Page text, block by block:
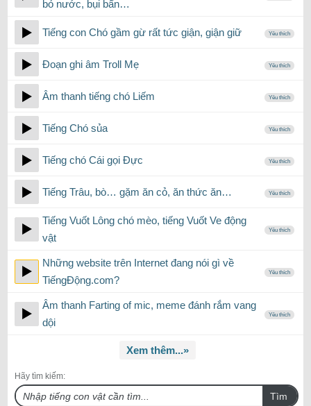
bỏ nước, bụi bẩn…
Tiếng con Chó gầm gừ rất tức giận, giận giữ Yêu thích
Đoạn ghi âm Troll Mẹ Yêu thích
Âm thanh tiếng chó Liếm Yêu thích
Tiếng Chó sủa Yêu thích
Tiếng chó Cái gọi Đực Yêu thích
Tiếng Trâu, bò… gặm ăn cỏ, ăn thức ăn… Yêu thích
Tiếng Vuốt Lông chó mèo, tiếng Vuốt Ve động
vật
Yêu thích
Những website trên Internet đang nói gì về
TiếngĐộng.com?
Yêu thích
Âm thanh Farting of mic, meme đánh rắm vang
dội
Yêu thích
Xem thêm...»
Hãy tìm kiếm:
Tìm